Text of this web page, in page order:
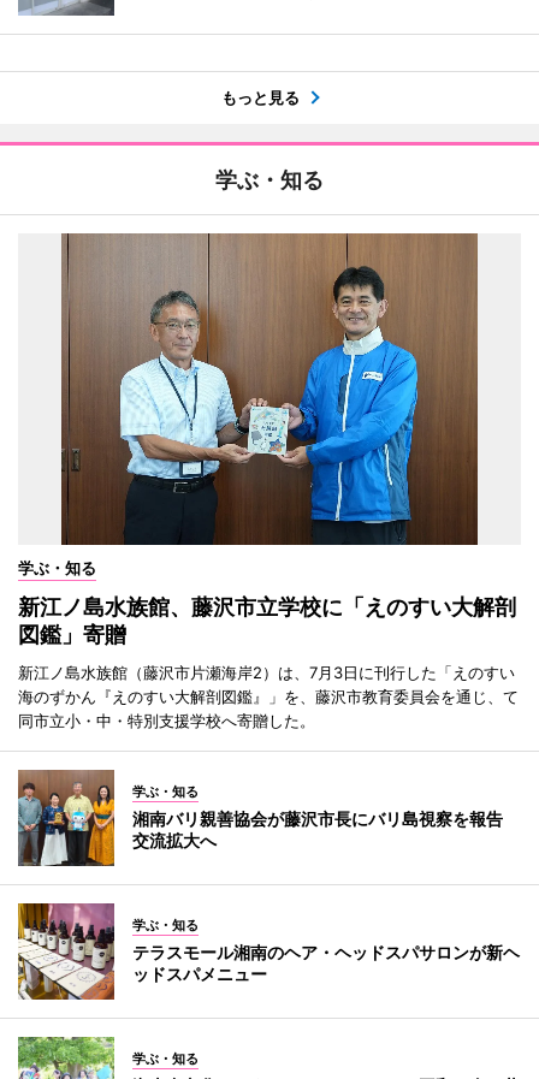
もっと見る
学ぶ・知る
学ぶ・知る
新江ノ島水族館、藤沢市立学校に「えのすい大解剖
図鑑」寄贈
新江ノ島水族館（藤沢市片瀬海岸2）は、7月3日に刊行した「えのすい
海のずかん『えのすい大解剖図鑑』」を、藤沢市教育委員会を通じ、て
同市立小・中・特別支援学校へ寄贈した。
学ぶ・知る
湘南バリ親善協会が藤沢市長にバリ島視察を報告
交流拡大へ
学ぶ・知る
テラスモール湘南のヘア・ヘッドスパサロンが新ヘ
ッドスパメニュー
学ぶ・知る